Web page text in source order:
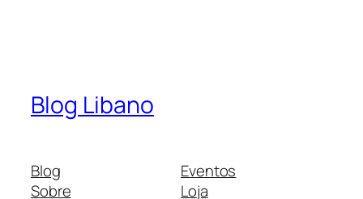
Blog Libano
Blog
Sobre
Eventos
Loja